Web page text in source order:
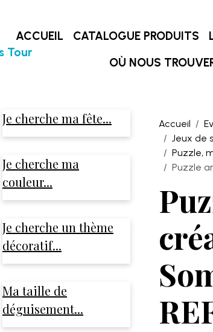
Tour
ACCUEIL CATALOGUE PRODUITS
OÙ NOUS
Accueil
Jeux de
Puzzle,
Puzzle
Je cherche ma fête...
Je cherche ma
couleur...
Je cherche un thème
décoratif...
Ma taille de
déguisement...